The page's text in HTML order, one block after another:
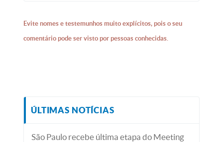
Evite nomes e testemunhos muito explícitos, pois o seu
comentário pode ser visto por pessoas conhecidas.
ÚLTIMAS NOTÍCIAS
São Paulo recebe última etapa do Meeting